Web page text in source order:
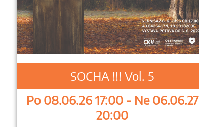
SOCHA !!! Vol. 5
Po 08.06.26 17:00 - Ne 06.06.27
20:00